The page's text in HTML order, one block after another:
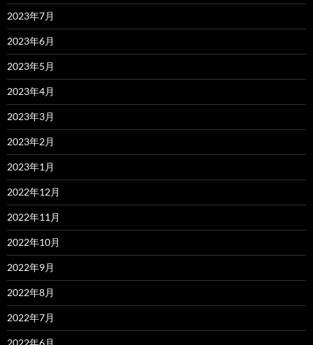
2023年7月
2023年6月
2023年5月
2023年4月
2023年3月
2023年2月
2023年1月
2022年12月
2022年11月
2022年10月
2022年9月
2022年8月
2022年7月